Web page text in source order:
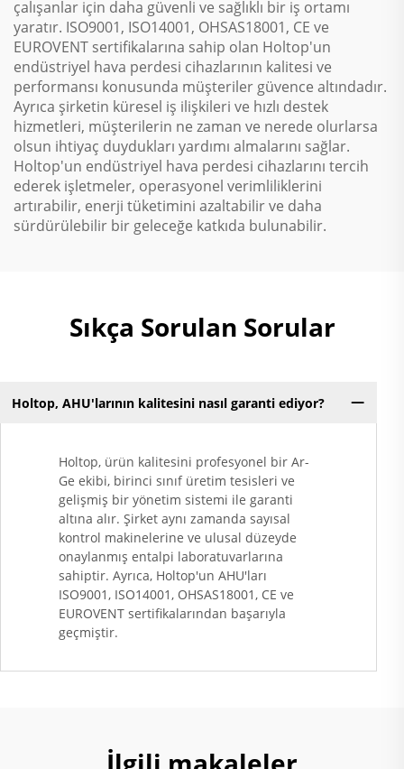
çalışanlar için daha güvenli ve sağlıklı bir iş ortamı
yaratır. ISO9001, ISO14001, OHSAS18001, CE ve
EUROVENT sertifikalarına sahip olan Holtop'un
endüstriyel hava perdesi cihazlarının kalitesi ve
performansı konusunda müşteriler güvence altındadır.
Ayrıca şirketin küresel iş ilişkileri ve hızlı destek
hizmetleri, müşterilerin ne zaman ve nerede olurlarsa
olsun ihtiyaç duydukları yardımı almalarını sağlar.
Holtop'un endüstriyel hava perdesi cihazlarını tercih
ederek işletmeler, operasyonel verimliliklerini
artırabilir, enerji tüketimini azaltabilir ve daha
sürdürülebilir bir geleceğe katkıda bulunabilir.
Sıkça Sorulan Sorular
Holtop, AHU'larının kalitesini nasıl garanti ediyor?
Holtop, ürün kalitesini profesyonel bir Ar-
Ge ekibi, birinci sınıf üretim tesisleri ve
gelişmiş bir yönetim sistemi ile garanti
altına alır. Şirket aynı zamanda sayısal
kontrol makinelerine ve ulusal düzeyde
onaylanmış entalpi laboratuvarlarına
sahiptir. Ayrıca, Holtop'un AHU'ları
ISO9001, ISO14001, OHSAS18001, CE ve
EUROVENT sertifikalarından başarıyla
geçmiştir.